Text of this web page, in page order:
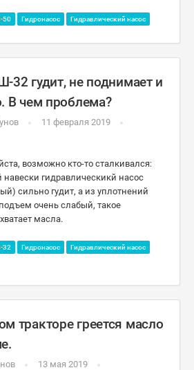
50 Гидронасос Гидравлический насос
32 гудит, не поднимает и
В чем проблема?
11 февраля 2019
возможно кто-то сталкивался:
гидравлическикй насос
сильно гудит, а из уплотнений
очень слабый, такое
масла.
Гидронасос
Гидравлический насос
тракторе греется масло
13 мая 2019